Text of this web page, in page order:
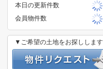
本日の更新件数
会員物件数
▼ご希望の土地をお探しします